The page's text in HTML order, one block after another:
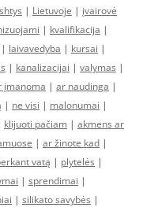
| Lietuvoje | įvairovė
| kvalifikacija |
| laivavedyba | kursai |
| kanalizacijai | valymas |
įmanoma | ar naudinga |
| ne visi | malonumai |
klijuoti pačiam | akmens ar
| ar žinote kad |
vatą | plytelės |
| sprendimai |
| silikato savybės |